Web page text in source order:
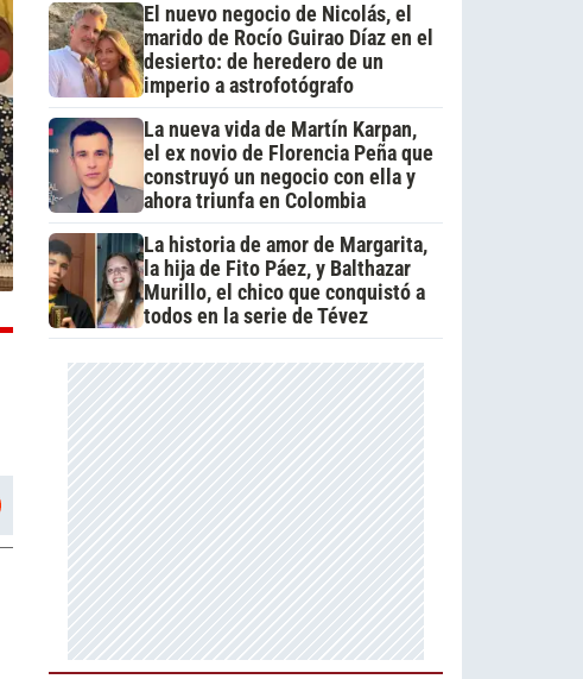
El nuevo negocio de Nicolás, el
marido de Rocío Guirao Díaz en el
desierto: de heredero de un
imperio a astrofotógrafo
La nueva vida de Martín Karpan,
el ex novio de Florencia Peña que
construyó un negocio con ella y
ahora triunfa en Colombia
La historia de amor de Margarita,
la hija de Fito Páez, y Balthazar
Murillo, el chico que conquistó a
todos en la serie de Tévez